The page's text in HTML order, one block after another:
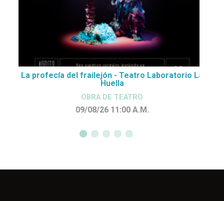
La profecía del frailejón - Teatro Laboratorio La
Huella
OBRA DE TEATRO
09/08/26 11:00 A.M.